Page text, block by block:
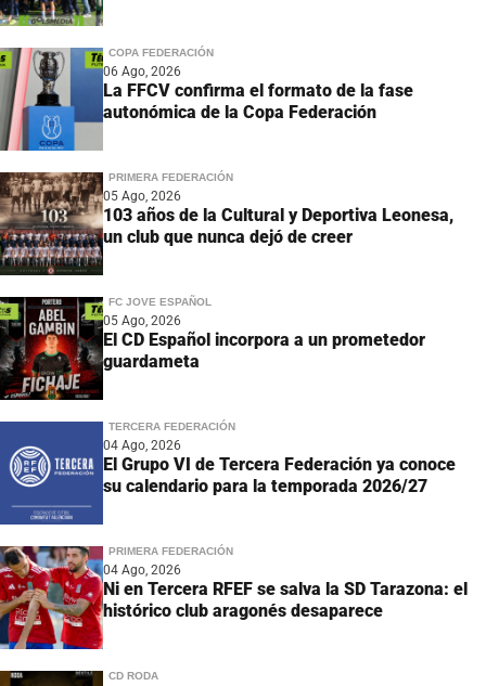
COPA FEDERACIÓN
06 Ago, 2026
La FFCV confirma el formato de la fase
autonómica de la Copa Federación
PRIMERA FEDERACIÓN
05 Ago, 2026
103 años de la Cultural y Deportiva Leonesa,
un club que nunca dejó de creer
FC JOVE ESPAÑOL
05 Ago, 2026
El CD Español incorpora a un prometedor
guardameta
TERCERA FEDERACIÓN
04 Ago, 2026
El Grupo VI de Tercera Federación ya conoce
su calendario para la temporada 2026/27
PRIMERA FEDERACIÓN
04 Ago, 2026
Ni en Tercera RFEF se salva la SD Tarazona: el
histórico club aragonés desaparece
CD RODA